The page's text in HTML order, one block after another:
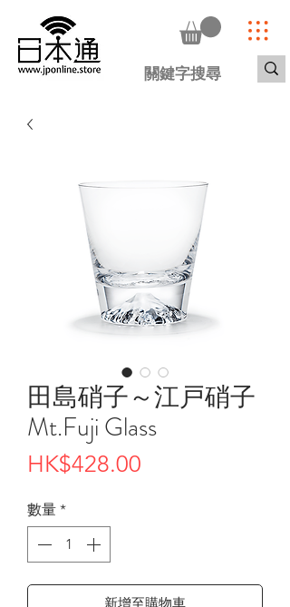
田島硝子～江戸硝子
Mt.Fuji Glass
HK$428.00
數量 *
新增至購物車